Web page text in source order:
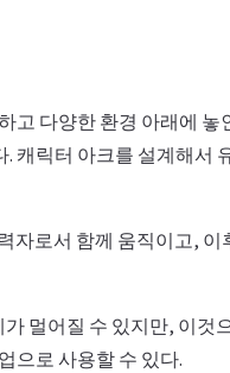
고 다양한 환경 아래에 놓
캐릭터 아크를 설계해서
로서 함께 움직이고, 이
멀어질 수 있지만, 이것
으로 사용할 수 있다.